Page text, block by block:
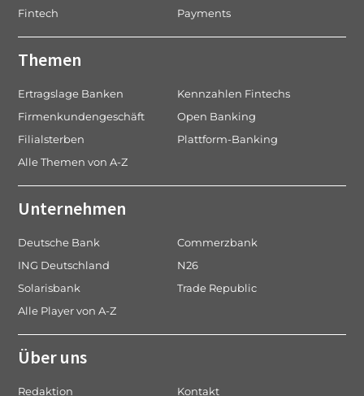
Fintech
Payments
Themen
Ertragslage Banken
Kennzahlen Fintechs
Firmenkundengeschäft
Open Banking
Filialsterben
Plattform-Banking
Alle Themen von A-Z
Unternehmen
Deutsche Bank
Commerzbank
ING Deutschland
N26
Solarisbank
Trade Republic
Alle Player von A-Z
Über uns
Redaktion Kontakt